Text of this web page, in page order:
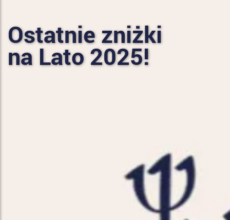
Ostatnie zniżki
na Lato 2025!